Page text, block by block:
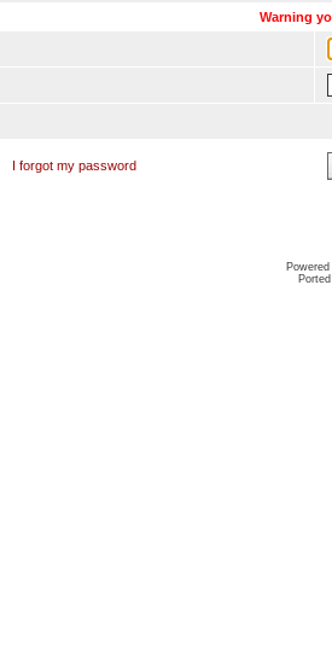
Warning
I forgot my password